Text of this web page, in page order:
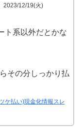
2023/12/19(火)
ト系以外だとかな
その分しっかり払
ケ払い)現金化情報スレ